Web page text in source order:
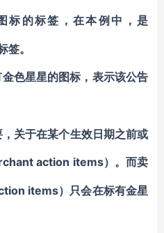
标的标签，在本例中，是
。
金色星星的图标，表示该公告
关于在某个生效日期之前或
action items） 。 而卖
items）只会在标有金星